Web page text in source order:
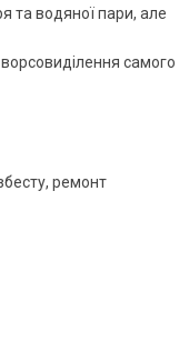
та водяної пари, але
самого
ремонт